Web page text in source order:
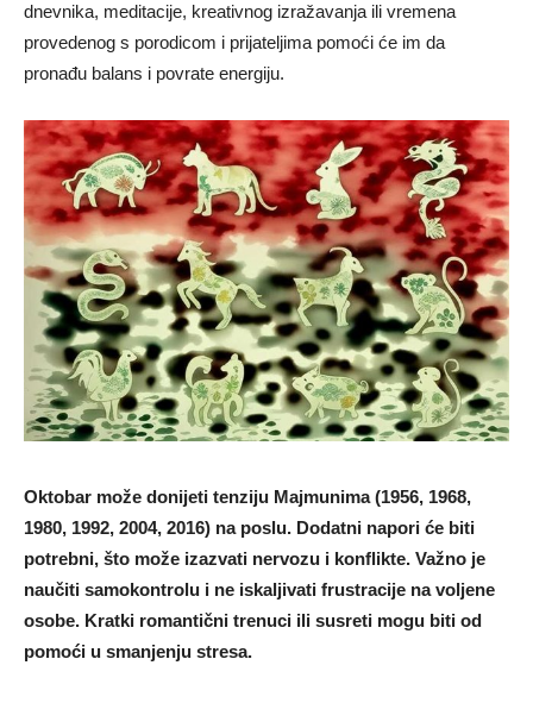
dnevnika, meditacije, kreativnog izražavanja ili vremena
provedenog s porodicom i prijateljima pomoći će im da
pronađu balans i povrate energiju.
Oktobar može donijeti tenziju Majmunima (1956, 1968,
1980, 1992, 2004, 2016) na poslu. Dodatni napori će biti
potrebni, što može izazvati nervozu i konflikte. Važno je
naučiti samokontrolu i ne iskaljivati frustracije na voljene
osobe. Kratki romantični trenuci ili susreti mogu biti od
pomoći u smanjenju stresa.